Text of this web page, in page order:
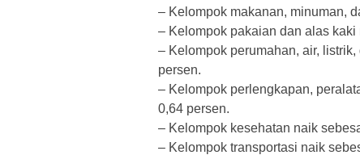
– Kelompok makanan, minuman,
– Kelompok pakaian dan alas
– Kelompok perumahan, air,
persen.
– Kelompok perlengkapan,
0,64 persen.
– Kelompok kesehatan naik
– Kelompok transportasi naik